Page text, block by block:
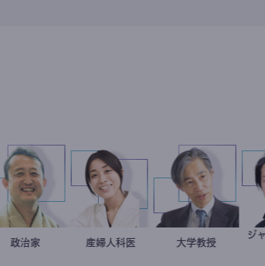
稲葉可奈子
産婦人科医 加藤忠史
大学教授